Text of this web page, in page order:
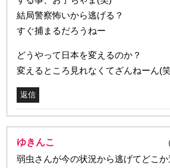
結局警察怖いから逃げる？
すぐ捕まるだろうねー
どうやって日本を変えるのか？
変えるところ見れなくてざんねーん(
返信
ゆきんこ
弱虫さんが今の状況から逃げてどこ